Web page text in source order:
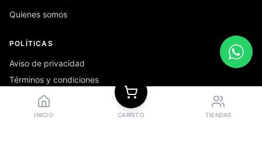
INICIO CARRITO TIENDAS
Quienes somos
POLÍTICAS
Aviso de privacidad
Términos y condiciones
Preguntas frecuentes